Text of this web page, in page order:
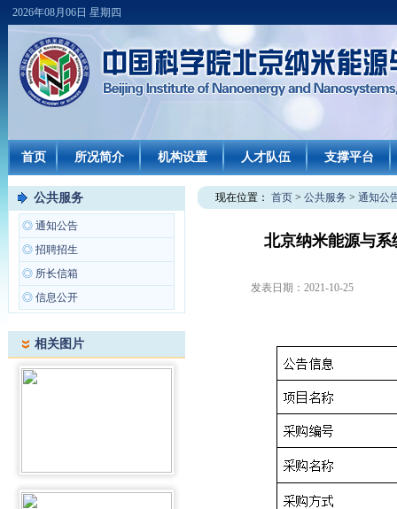
2026年08月06日 星期四
首页 所况简介 机构设置 人才队伍 支撑平台
公共服务
◎ 通知公告
◎ 招聘招生
◎ 所长信箱
◎ 信息公开
相关图片
现在位置： 首页> 公共服务 > 通知公
北京纳米能源与系
发表日期： 2021-10-25